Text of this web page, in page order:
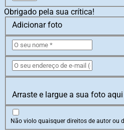
Obrigado pela sua crítica!
Adicionar foto
Arraste e largue a sua foto
Não violo quaisquer direitos de autor ou